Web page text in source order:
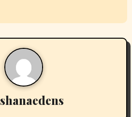
shanaedens